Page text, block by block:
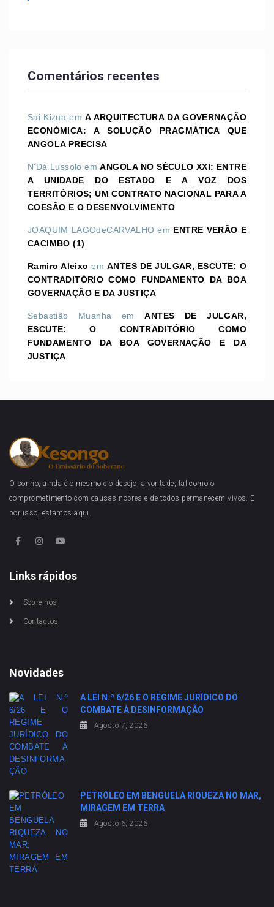
Comentários recentes
Sai Kizua emA ARQUITECTURA DA GOVERNAÇÃO
ECONÓMICA: A SOLUÇÃO PRAGMÁTICA QUE
ANGOLA PRECISA
N'Dá Lussolo emANGOLA NO SÉCULO XXI: ENTRE
A UNIDADE DO ESTADO E A VOZ DOS
TERRITÓRIOS; UM CONTRATO NACIONAL PARA A
COESÃO E O DESENVOLVIMENTO
JOAQUIM LAGOdeCARVALHO em ENTRE VERÃO E
CACIMBO (1)
Ramiro Aleixo emANTES DE JULGAR, ESCUTE: O
CONTRADITÓRIO COMO FUNDAMENTO DA BOA
GOVERNAÇÃO E DA JUSTIÇA
Sebastião Muanha emANTES DE JULGAR,
ESCUTE: O CONTRADITÓRIO COMO
FUNDAMENTO DA BOA GOVERNAÇÃO E DA
JUSTIÇA
O sonho, ainda é o mesmo e o desejo, a vontade, tal como o
comprometimento com causas nobres e de todos permanecem vivos. E
por isso, estamos aqui.
Links rápidos
Sobre nós
Contactos
Novidades
A LEI N.º 6/26 E O REGIME JURÍDICO DO
COMBATE À DESINFORMAÇÃO
Agosto 7, 2026
PETRÓLEO EM BENGUELA RIQUEZA NO MAR,
MIRAGEM EM TERRA
Agosto 6, 2026